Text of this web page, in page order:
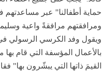
حماية أطفالنا" عبر مساعدتهم
ومرافقتهم مرافقةً واعية
ويقول وفد الكرسي الرسولي
بالأعمال المؤسفة التي قام
القيمَ ذاتها التي يبشّرون بها"